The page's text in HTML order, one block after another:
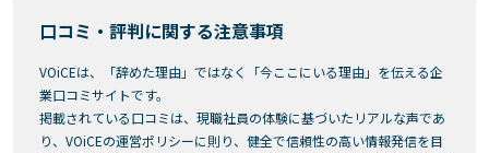
口コミ・評判に関する注意事項
VOiCEは、「辞めた理由」ではなく「今ここにいる理由」を伝える企
業口コミサイトです。
掲載されている口コミは、現職社員の体験に基づいたリアルな声であ
り、VOiCEの運営ポリシーに則り、健全で信頼性の高い情報発信を目